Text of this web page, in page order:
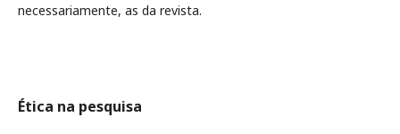
necessariamente, as da revista.
Ética na pesquisa